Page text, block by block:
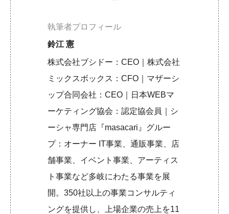
執筆者プロフィール
鈴江 憲
株式会社ブシドー：CEO｜株式会社
ミックスボックス：CFO｜マザーシ
ップ合同会社：CEO｜日本WEBマ
ーケティング協会：認定協会員｜シ
ーシャ専門店『masacari』グルー
プ：オーナー IT事業、通販事業、店
舗事業、イベント事業、アーティス
ト事業など多岐にわたる事業を展
開。350社以上の事業コンサルティ
ングを提供し、上場企業の売上を11